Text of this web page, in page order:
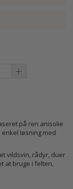
på ren anisolie
løsning med
vildsvin, rådyr, duer
at bruge i felten,